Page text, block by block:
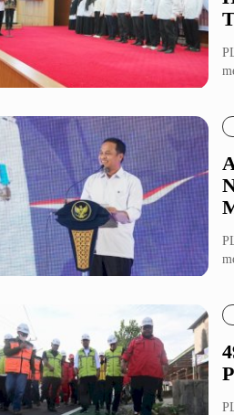
Bulutangkis
Golf
Infotainment
Parenting